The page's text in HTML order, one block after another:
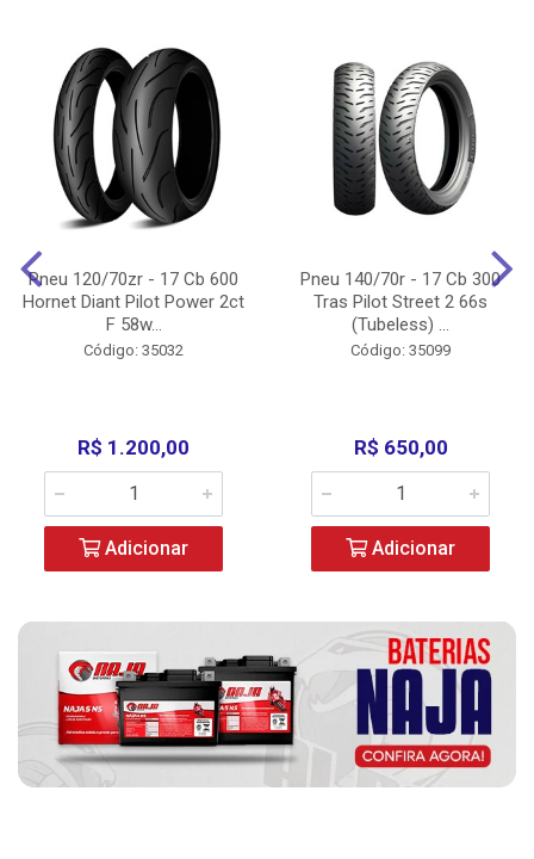
Pneu 120/70zr - 17 Cb 600
Hornet Diant Pilot Power 2ct
F 58w...
Código: 35032
R$ 1.200,00
Adicionar
Pneu 140/70r - 17 Cb 300
Tras Pilot Street 2 66s
(Tubeless) ...
Código: 35099
R$ 650,00
Adicionar